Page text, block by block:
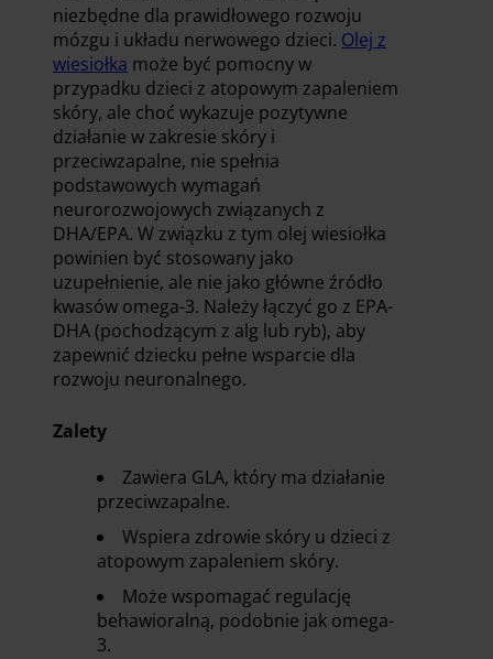
niezbędne dla prawidłowego rozwoju
mózgu i układu nerwowego dzieci. Olej z
wiesiołka może być pomocny w
przypadku dzieci z atopowym zapaleniem
skóry, ale choć wykazuje pozytywne
działanie w zakresie skóry i
przeciwzapalne, nie spełnia
podstawowych wymagań
neurorozwojowych związanych z
DHA/EPA. W związku z tym olej wiesiołka
powinien być stosowany jako
uzupełnienie, ale nie jako główne źródło
kwasów omega-3. Należy łączyć go z EPA-
DHA (pochodzącym z alg lub ryb), aby
zapewnić dziecku pełne wsparcie dla
rozwoju neuronalnego.
Zalety
Zawiera GLA, który ma działanie
przeciwzapalne.
Wspiera zdrowie skóry u dzieci z
atopowym zapaleniem skóry.
Może wspomagać regulację
behawioralną, podobnie jak omega-
3.